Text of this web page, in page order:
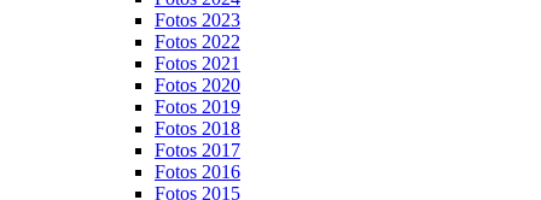
Fotos 2023
Fotos 2022
Fotos 2021
Fotos 2020
Fotos 2019
Fotos 2018
Fotos 2017
Fotos 2016
Fotos 2015